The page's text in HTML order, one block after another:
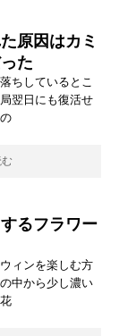
原因はカミ
た
ちしているとこ
翌日にも復活せ
るフラワー
ィンを楽しむ方
中から少し濃い